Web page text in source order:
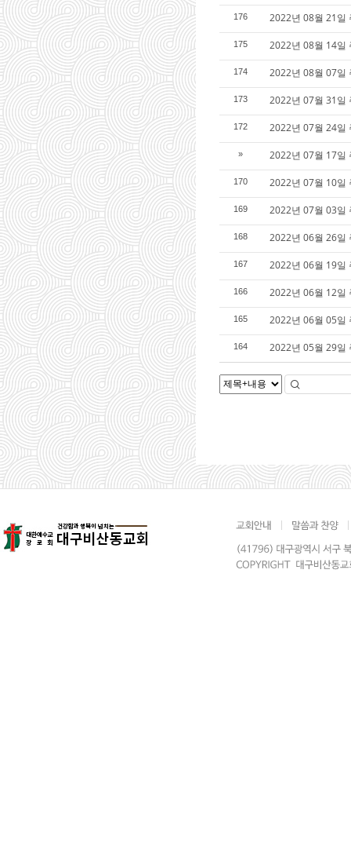
176 2022년 08월 21일
175 2022년 08월 14일
174 2022년 08월 07일
173 2022년 07월 31일
172 2022년 07월 24일
» 2022년 07월 17일
170 2022년 07월 10일
169 2022년 07월 03일
168 2022년 06월 26일
167 2022년 06월 19일
166 2022년 06월 12일
165 2022년 06월 05일
164 2022년 05월 29일